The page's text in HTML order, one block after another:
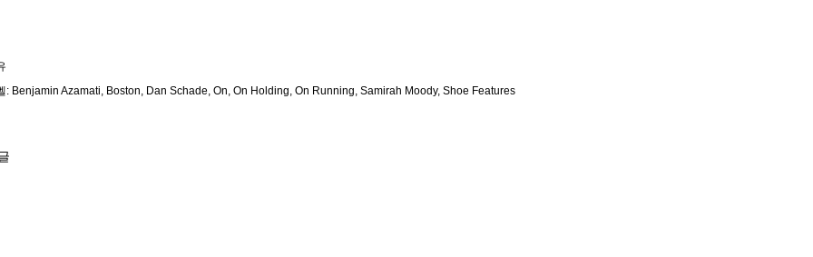
: Benjamin Azamati Boston Dan Schade On On Holding On Running Samirah Moody Shoe Features